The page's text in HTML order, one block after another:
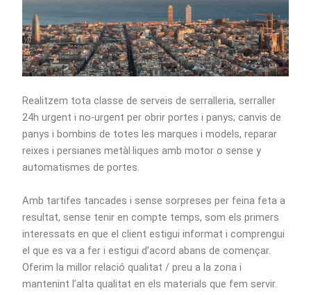
Realitzem tota classe de serveis de serralleria, serraller
24h urgent i no-urgent per obrir portes i panys; canvis de
panys i bombins de totes les marques i models, reparar
reixes i persianes metàl·liques amb motor o sense y
automatismes de portes.
Amb tartifes tancades i sense sorpreses per feina feta a
resultat, sense tenir en compte temps, som els primers
interessats en que el client estigui informat i comprengui
el que es va a fer i estigui d’acord abans de començar.
Oferim la millor relació qualitat / preu a la zona i
mantenint l’alta qualitat en els materials que fem servir.